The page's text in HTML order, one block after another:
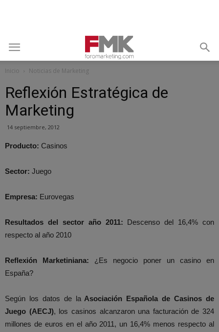
Inicio Noticias de Marketing
Reflexión Estratégica de
Marketing
14 septiembre, 2012
Producto: Casinos
Sector: Juego
Empresa: Eurovegas
Resultados del sector año 2011: Descenso del 16,4% con
respecto al año 2010
Reflexión Marketiniana: ¿Es negocio poner un casino en
España?
Según los datos de laAsociación Española de Casinos de
Juego (AECJ), los casinos alcanzaron una facturación de 324
millones de euros en el año 2011, un 16,4% menos respecto al